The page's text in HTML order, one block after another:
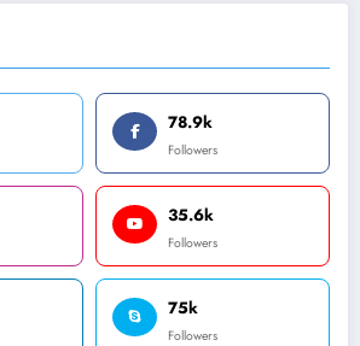
78.9k
Followers
35.6k
Followers
75k
Followers